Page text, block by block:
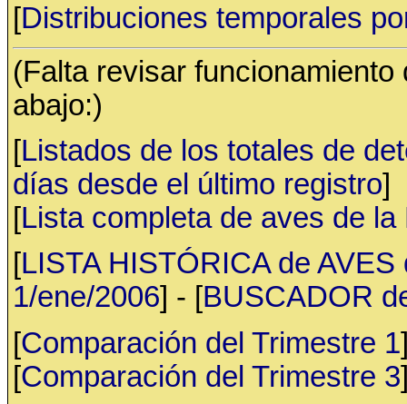
[Distribuciones temporales
(Falta revisar
abajo:)
[Listados de los totales de
días desde el último registro]
[Lista completa de aves de
[LISTA HISTÓRICA de
1/ene/2006] - [BUSCADOR
[Comparación del Trimestre 1
[Comparación del Trimestre 3